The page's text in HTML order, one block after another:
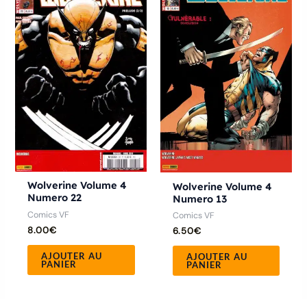
Wolverine Volume 4
Numero 22
Comics VF
8.00€
AJOUTER AU
PANIER
Wolverine Volume 4
Numero 13
Comics VF
6.50€
AJOUTER AU
PANIER